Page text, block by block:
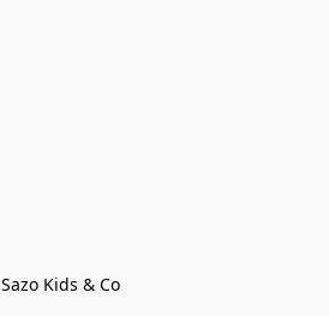
Sazo Kids & Co